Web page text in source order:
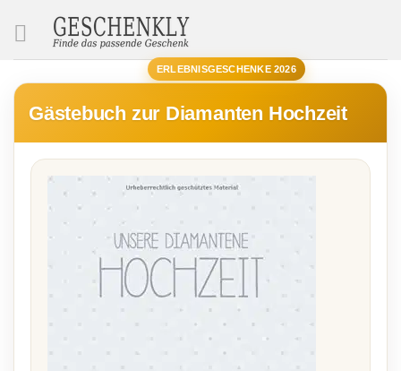
ERLEBNISGESCHENKE 2026
Gästebuch zur Diamanten Hochzeit